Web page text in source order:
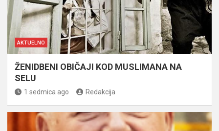
AKTUELNO
ŽENIDBENI OBIČAJI KOD MUSLIMANA NA
SELU
1 sedmica ago Redakcija